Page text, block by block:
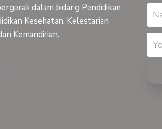
dalam bidang Pendidikan
Kesehatan, Kelestarian
Kemandirian.
Name
Email